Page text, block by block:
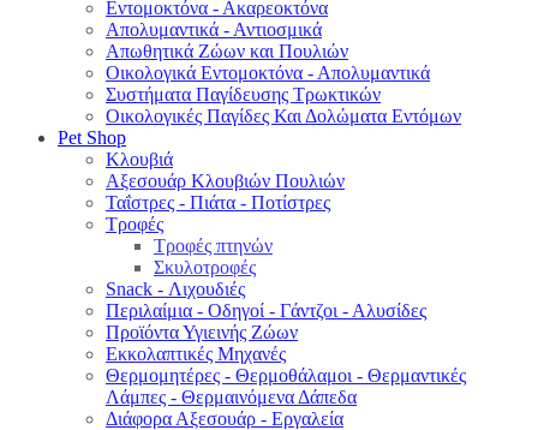
Εντομοκτόνα - Ακαρεοκτόνα
Απολυμαντικά - Αντιοσμικά
Απωθητικά Ζώων και Πουλιών
Οικολογικά Εντομοκτόνα - Απολυμαντικά
Συστήματα Παγίδευσης Τρωκτικών
Οικολογικές Παγίδες Και Δολώματα Εντόμων
Pet Shop
Κλουβιά
Αξεσουάρ Κλουβιών Πουλιών
Ταΐστρες - Πιάτα - Ποτίστρες
Τροφές
Τροφές πτηνών
Σκυλοτροφές
Snack - Λιχουδιές
Περιλαίμια - Οδηγοί - Γάντζοι - Αλυσίδες
Προϊόντα Υγιεινής Ζώων
Εκκολαπτικές Μηχανές
Θερμομητέρες - Θερμοθάλαμοι - Θερμαντικές
Λάμπες - Θερμαινόμενα Δάπεδα
Διάφορα Αξεσουάρ - Εργαλεία